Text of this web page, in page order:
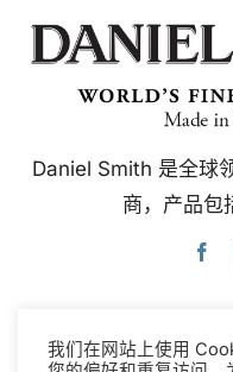
Daniel Smith 是全球
商，产品包
本网站使用谷歌翻译
我们在网站上使用